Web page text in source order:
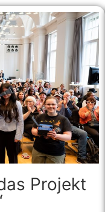
Projekt